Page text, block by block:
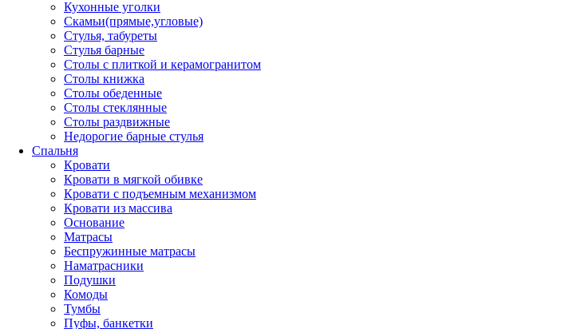
Кухонные уголки
Скамьи(прямые,угловые)
Стулья, табуреты
Стулья барные
Столы с плиткой и керамогранитом
Столы книжка
Столы обеденные
Столы стеклянные
Столы раздвижные
Недорогие барные стулья
Спальня
Кровати
Кровати в мягкой обивке
Кровати с подъемным механизмом
Кровати из массива
Основание
Матрасы
Беспружинные матрасы
Наматрасники
Подушки
Комоды
Тумбы
Пуфы, банкетки